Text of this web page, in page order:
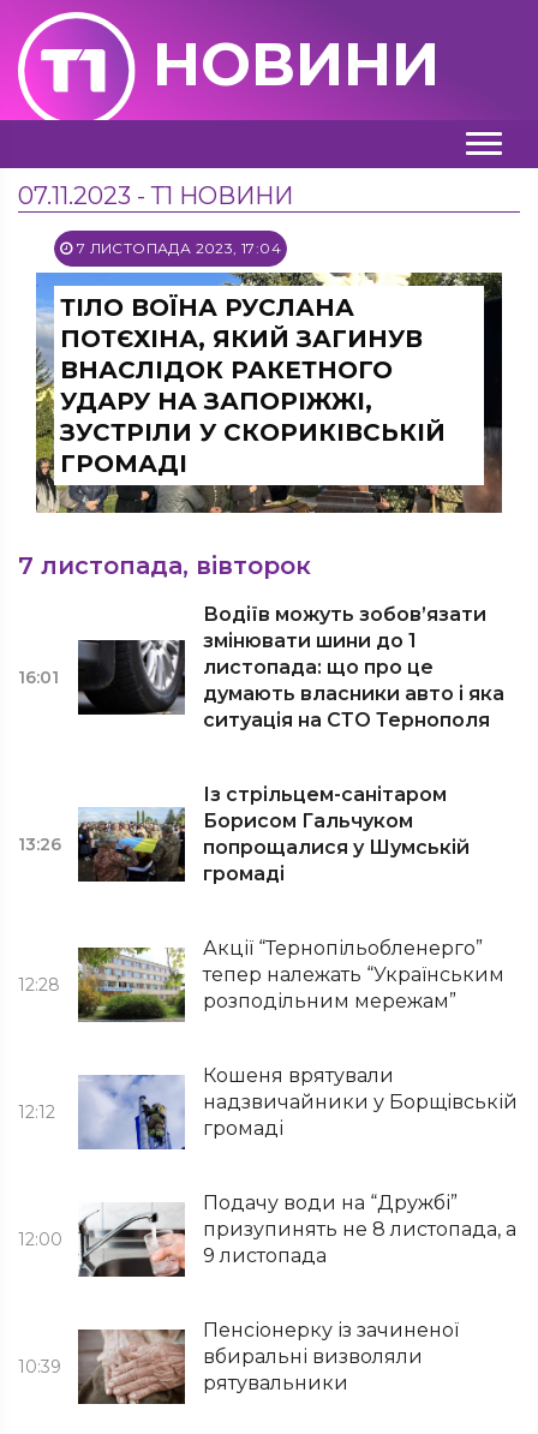
НОВИНИ
07.11.2023 - Т1 НОВИНИ
7 ЛИСТОПАДА 2023, 17:04
ТІЛО ВОЇНА РУСЛАНА
ПОТЄХІНА, ЯКИЙ ЗАГИНУВ
ВНАСЛІДОК РАКЕТНОГО
УДАРУ НА ЗАПОРІЖЖІ,
ЗУСТРІЛИ У СКОРИКІВСЬКІЙ
ГРОМАДІ
7 листопада, вівторок
16:01
Водіїв можуть зобов’язати
змінювати шини до 1
листопада: що про це
думають власники авто і яка
ситуація на СТО Тернополя
13:26
Із стрільцем-санітаром
Борисом Гальчуком
попрощалися у Шумській
громаді
12:28
Акції “Тернопільобленерго”
тепер належать “Українським
розподільним мережам”
12:12
Кошеня врятували
надзвичайники у Борщівській
громаді
12:00
Подачу води на “Дружбі”
призупинять не 8 листопада, а
9 листопада
10:39
Пенсіонерку із зачиненої
вбиральні визволяли
рятувальники